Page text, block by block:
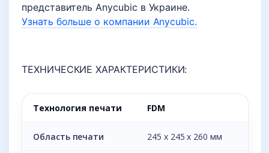
представитель Anycubic в Украине.
Узнать больше о компании Anycubic.
ТЕХНИЧЕСКИЕ ХАРАКТЕРИСТИКИ:
Технология печати FDM
Область печати 245 х 245 х 260 мм